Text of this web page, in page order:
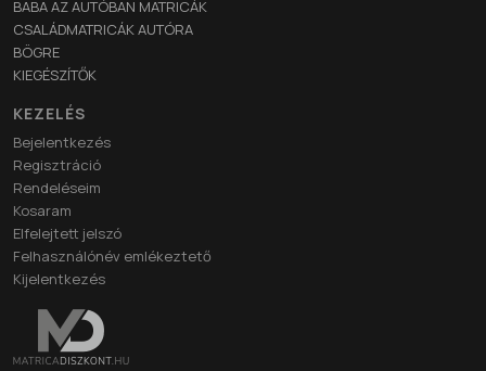
BABA AZ AUTÓBAN MATRICÁK
CSALÁDMATRICÁK AUTÓRA
BÖGRE
KIEGÉSZÍTŐK
KEZELÉS
Bejelentkezés
Regisztráció
Rendeléseim
Kosaram
Elfelejtett jelszó
Felhasználónév emlékeztető
Kijelentkezés